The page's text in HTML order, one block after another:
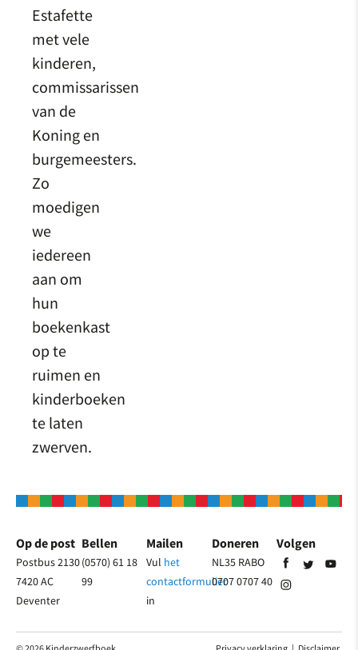
Estafette
met vele
kinderen,
commissarissen
van de
Koning en
burgemeesters.
Zo
moedigen
we
iedereen
aan om
hun
boekenkast
op te
ruimen en
kinderboeken
te laten
zwerven.
Op de post
Postbus 2130
7420 AC
Deventer
Bellen
(0570) 61 18
99
Mailen
Vul het
contactformulier
in
Doneren
NL35 RABO
0707 0707 40
Volgen